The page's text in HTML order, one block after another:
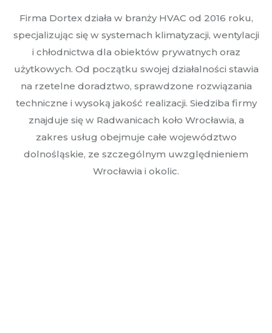
Firma Dortexdziała w branży HVAC od 2016 roku,
specjalizując się w systemach klimatyzacji, wentylacji
i chłodnictwa dla obiektów prywatnych oraz
użytkowych. Od początku swojej działalności stawia
na rzetelne doradztwo, sprawdzone rozwiązania
techniczne i wysoką jakość realizacji. Siedziba firmy
znajduje się w Radwanicach koło Wrocławia, a
zakres usług obejmuje całe województwo
dolnośląskie, ze szczególnym uwzględnieniem
Wrocławia i okolic.